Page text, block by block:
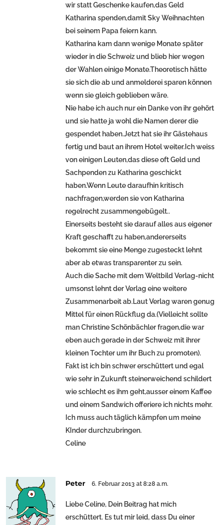
wir statt Geschenke kaufen,das Geld
Katharina spenden,damit Sky Weihnachten
bei seinem Papa feiern kann.
Katharina kam dann wenige Monate später
wieder in die Schweiz und blieb hier wegen
der Wahlen einige Monate.Theoretisch hätte
sie sich die ab und anmelderei sparen können
wenn sie gleich geblieben wäre.
Nie habe ich auch nur ein Danke von ihr gehört
und sie hatte ja wohl die Namen derer die
gespendet haben.Jetzt hat sie ihr Gästehaus
fertig und baut an ihrem Hotel weiter.Ich weiss
von einigen Leuten,das diese oft Geld und
Sachpenden zu Katharina geschickt
haben.Wenn Leute daraufhin kritisch
nachfragen,werden sie von Katharina
regelrecht zusammengebügelt..
Einerseits besteht sie darauf alles aus eigener
Kraft geschafft zu haben,andererseits
bekommt sie eine Menge zugesteckt lehnt
aber ab etwas transparenter zu sein.
Auch die Sache mit dem Weltbild Verlag-nicht
umsonst lehnt der Verlag eine weitere
Zusammenarbeit ab.Laut Verlag waren genug
Mittel für einen Rückflug da.(Vielleicht sollte
man Christine Schönbächler fragen,die war
eben auch gerade in der Schweiz mit ihrer
kleinen Tochter um ihr Buch zu promoten).
Fakt ist ich bin schwer erschüttert und egal
wie sehr in Zukunft steinerweichend schildert
wie schlecht es ihm geht,ausser einem Kaffee
und einem Sandwich offeriere ich nichts mehr.
Ich muss auch täglich kämpfen um meine
KInder durchzubringen.
Celine
Peter 6. Februar 2013 at 8:28 a.m.
Liebe Celine, Dein Beitrag hat mich
erschüttert. Es tut mir leid, dass Du einer